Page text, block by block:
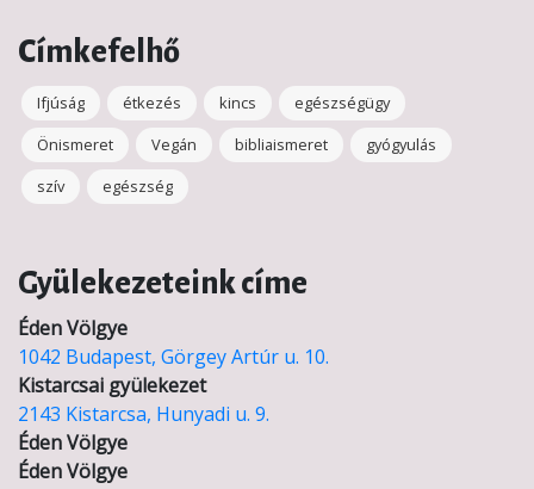
Címkefelhő
Ifjúság étkezés kincs
egészségügy
Önismeret
Vegán bibliaismeret
gyógyulás
szív
egészség
Gyülekezeteink címe
Éden Völgye
1042 Budapest, Görgey Artúr u. 10.
Kistarcsai gyülekezet
2143 Kistarcsa, Hunyadi u. 9.
Éden Völgye
Éden Völgye